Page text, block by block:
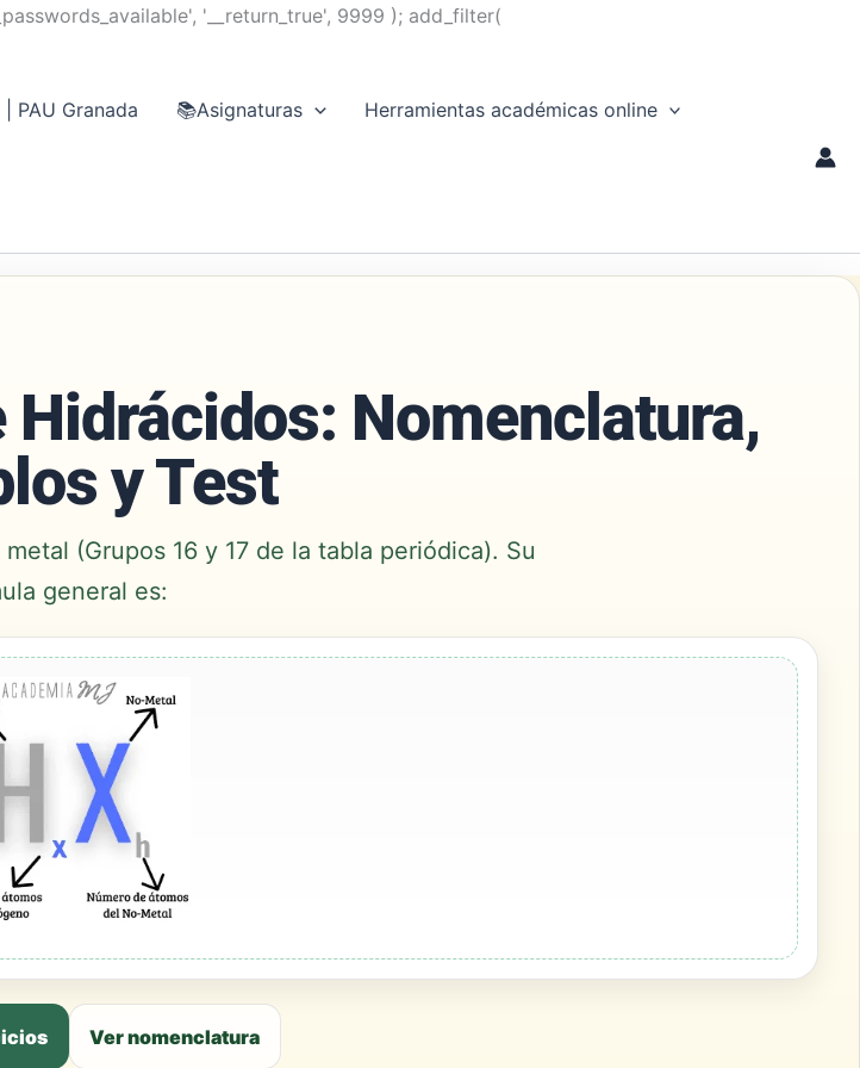
'__return_true', 9999 ); add_filter(
PAU Granada 📚Asignaturas Herramientas académicas online
Nomenclatura,
y Test
(Grupos 16 y 17 de la tabla periódica). Su
general es:
Ver nomenclatura